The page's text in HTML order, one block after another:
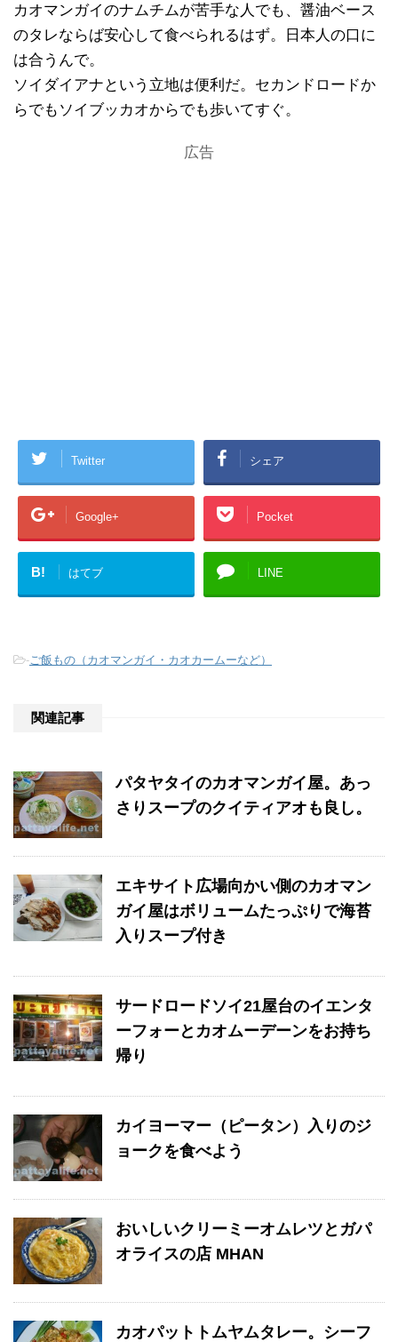
カオマンガイのナムチムが苦手な人でも、醤油ベース
のタレならば安心して食べられるはず。日本人の口に
は合うんで。
ソイダイアナという立地は便利だ。セカンドロードか
らでもソイブッカオからでも歩いてすぐ。
広告
Twitter シェア
Google+ Pocket
B! はてブ LINE
- ご飯もの（カオマンガイ・カオカームーなど）
関連記事
パタヤタイのカオマンガイ屋。あっ
さりスープのクイティアオも良し。
エキサイト広場向かい側のカオマン
ガイ屋はボリュームたっぷりで海苔
入りスープ付き
サードロードソイ21屋台のイエンタ
ーフォーとカオムーデーンをお持ち
帰り
カイヨーマー（ピータン）入りのジ
ョークを食べよう
おいしいクリーミーオムレツとガパ
オライスの店 MHAN
カオパットトムヤムタレー。シーフ